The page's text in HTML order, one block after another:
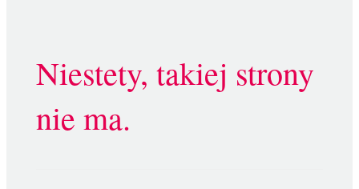
Niestety, takiej strony
nie ma.